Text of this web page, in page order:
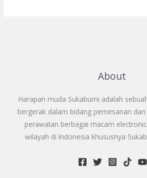
About
Harapan muda Sukabumi adalah
bergerak dalam bidang pemesanan
perawatan berbagai macam
wilayah di Indonesia khususnya